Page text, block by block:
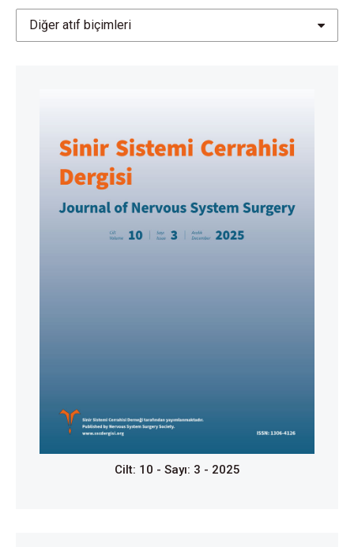
https://doi.org/10.1093/neuros/nyaa278
Kwan K, Schneider J, Ullman JS. Chapter 12:
Germano IM. Decompressive craniectomy for severe
traumatic brain injury: a systematic review. World
Neurosurg 2016; 88: 411-420.
Yao Z, Ma L, You C, He M. Decompressive
Shah A, Almenawer S, Hawryluk G. Timing of
decompressive craniectomy for ischemic stroke and
traumatic brain injury: a review. Front Neurol 2019; 10:
Diğer atıf biçimleri
Cilt: 10 - Sayı: 3 - 2025